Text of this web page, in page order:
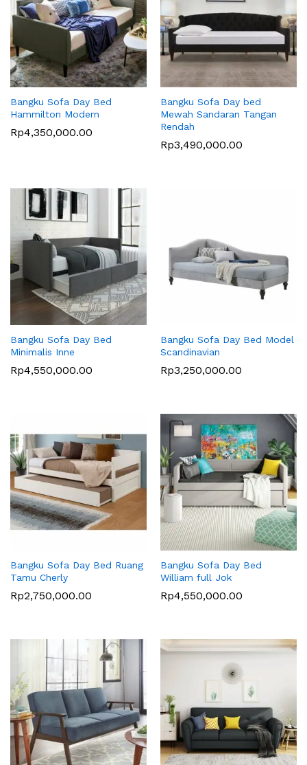
Bangku Sofa Day Bed
Hammilton Modern
Rp4,350,000.00
Bangku Sofa Day bed
Mewah Sandaran Tangan
Rendah
Rp3,490,000.00
Bangku Sofa Day Bed
Minimalis Inne
Rp4,550,000.00
Bangku Sofa Day Bed Model
Scandinavian
Rp3,250,000.00
Bangku Sofa Day Bed Ruang
Tamu Cherly
Rp2,750,000.00
Bangku Sofa Day Bed
William full Jok
Rp4,550,000.00